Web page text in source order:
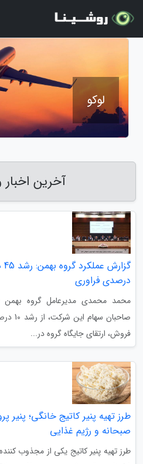
لوکو
آخرین اخبار
درصدی فراوری
محمد محمدی مدیرعامل گروه بهمن
فروش، ارتقای جایگاه گروه در...
طرز تهیه پنیر کاتیج خانگی؛
صبحانه و رژیم غذایی
طرز تهیه پنیر کاتیج یکی از مجذوب